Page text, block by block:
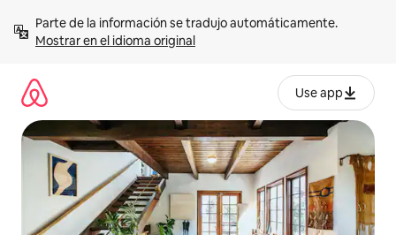
contenidoMostrar en el idioma original
Use app